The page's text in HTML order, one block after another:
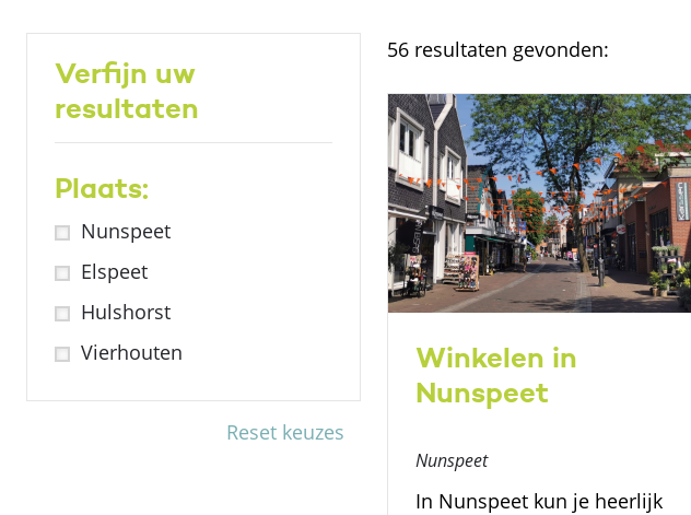
Verfijn uw
resultaten
Plaats:
Nunspeet
Elspeet
Hulshorst
Vierhouten
Reset keuzes
56 resultaten gevonden:
Winkelen in
Nunspeet
Nunspeet
In Nunspeet kun je heerlijk